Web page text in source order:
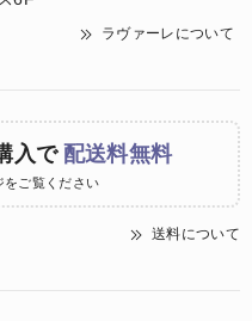
ラヴァーレについて
入で 配送料無料
をご覧ください
送料について